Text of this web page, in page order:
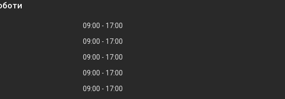
09:00
17:00
09:00
17:00
09:00
17:00
09:00
17:00
09:00 17:00